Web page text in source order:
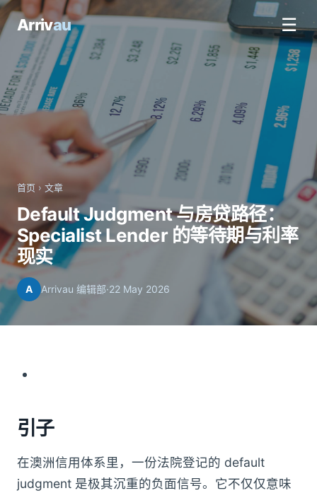
Arrivau ☰
首页 › 文章
Default Judgment 与房贷路径：
Specialist Lender 的等待期与利率
现实
A Arrivau 编辑部·22 May 2026
引子
在澳洲信用体系里，一份法院登记的 default
judgment 是极其沉重的负面信号。它不仅仅意味